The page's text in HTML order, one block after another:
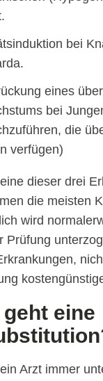
bei
eines
bei
die
verfügen)
dieser drei
die meisten
wird
Prüfung
eine
Arzt immer